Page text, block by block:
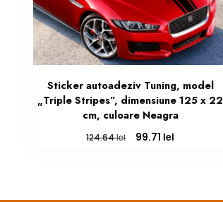
Sticker autoadeziv Tuning, model
„Triple Stripes”, dimensiune 125 x 22
cm, culoare Neagra
124.64lei
Prețul
99.71 lei